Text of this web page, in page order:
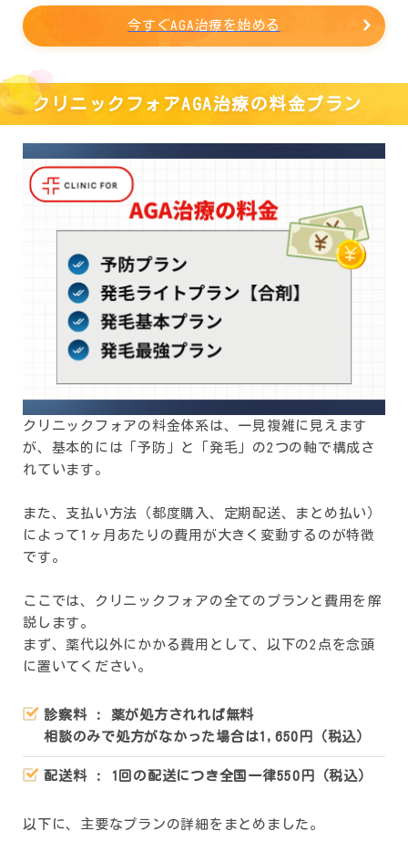
今すぐAGA治療を始める
クリニックフォアAGA治療の料金プラン
クリニックフォアの料金体系は、一見複雑に見えます
が、基本的には「予防」と「発毛」の2つの軸で構成さ
れています。
また、支払い方法（都度購入、定期配送、まとめ払い）
によって1ヶ月あたりの費用が大きく変動するのが特徴
です。
ここでは、クリニックフォアの全てのプランと費用を解
説します。
まず、薬代以外にかかる費用として、以下の2点を念頭
に置いてください。
診察料 : 薬が処方されれば無料
相談のみで処方がなかった場合は1,650円（税込）
配送料 : 1回の配送につき全国一律550円（税込）
以下に、主要なプランの詳細をまとめました。